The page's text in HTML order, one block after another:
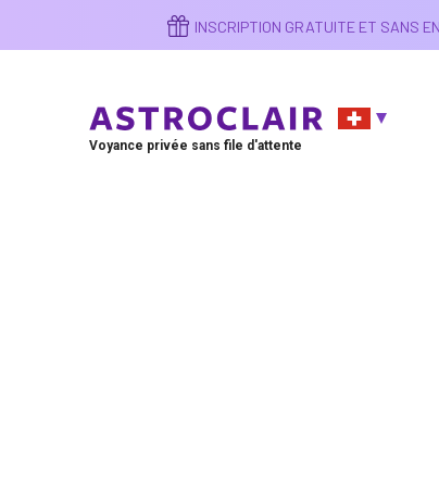
contenu
INSCRIPTION GRATUITE ET SANS
Voyance privée sans file d'attente